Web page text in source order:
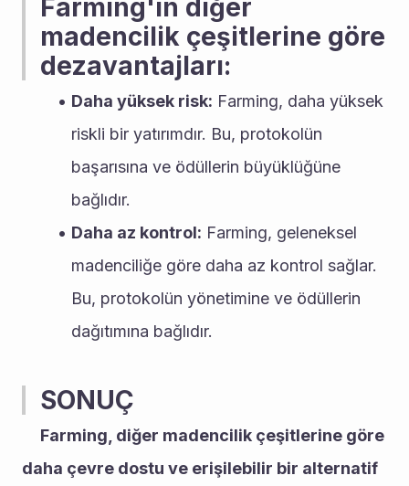
Farming'in diğer
madencilik çeşitlerine göre
dezavantajları:
Daha yüksek risk: Farming, daha yüksek
riskli bir yatırımdır. Bu, protokolün
başarısına ve ödüllerin büyüklüğüne
bağlıdır.
Daha az kontrol: Farming, geleneksel
madenciliğe göre daha az kontrol sağlar.
Bu, protokolün yönetimine ve ödüllerin
dağıtımına bağlıdır.
SONUÇ
Farming, diğer madencilik çeşitlerine göre
daha çevre dostu ve erişilebilir bir alternatif